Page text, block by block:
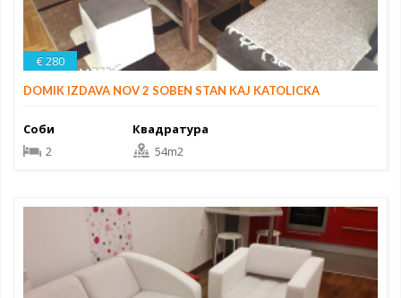
€ 280
DOMIK IZDAVA NOV 2 SOBEN STAN KAJ KATOLICKA
Соби
2
Квадратура
54m2